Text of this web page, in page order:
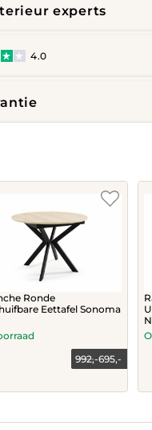
experts
4.0
Ronde
Eettafel Sonoma
695,-
Current
992,-
Original